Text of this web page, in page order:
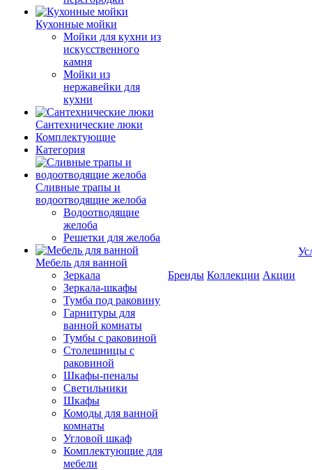
Кухонные мойки
Мойки для кухни из
искусственного
камня
Мойки из
нержавейки для
кухни
Сантехнические люки
Комплектующие
Категория
Cливные трапы и
водоотводящие желоба
Водоотводящие
желоба
Решетки для желоба
Мебель для ванной
Зеркала
Зеркала-шкафы
Тумба под раковину
Гарнитуры для
ванной комнаты
Тумбы с раковиной
Столешницы с
раковиной
Шкафы-пеналы
Светильники
Шкафы
Комоды для ванной
комнаты
Угловой шкаф
Комплектующие для
мебели
Бренды Коллекции Акции